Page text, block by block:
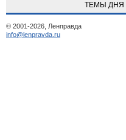
ТЕМЫ ДНЯ
© 2001-2026, Ленправда
info@lenpravda.ru